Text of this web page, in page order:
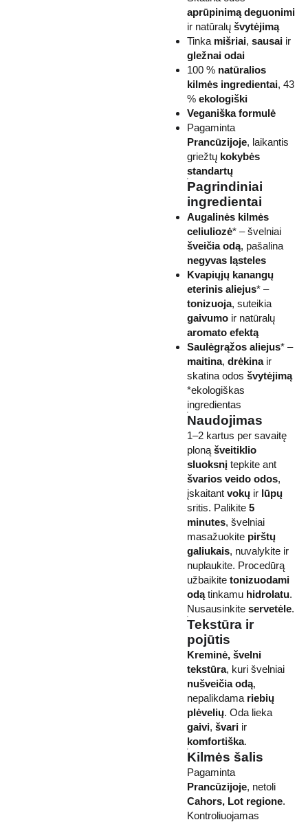
aprūpinimą deguonimi
ir natūralų švytėjimą
Tinka mišriai, sausai ir
gležnai odai
100 % natūralios
kilmės ingredientai, 43
% ekologiški
Veganiška formulė
Pagaminta
Prancūzijoje, laikantis
griežtų kokybės
standartų
Pagrindiniai
ingredientai
Augalinės kilmės
celiuliozė* – švelniai
šveičia odą, pašalina
negyvas ląsteles
Kvapiųjų kanangų
eterinis aliejus* –
tonizuoja, suteikia
gaivumo ir natūralų
aromato efektą
Saulėgrąžos aliejus* –
maitina, drėkinair
skatina odos švytėjimą
*ekologiškas
ingredientas
Naudojimas
1–2 kartus per savaitę
ploną šveitiklio
sluoksnį tepkite ant
švarios veido odos,
įskaitant vokų ir lūpų
sritis. Palikite 5
minutes, švelniai
masažuokite pirštų
galiukais, nuvalykite ir
nuplaukite. Procedūrą
užbaikite tonizuodami
odątinkamu hidrolatu.
Nusausinkite servetėle.
Tekstūra ir
pojūtis
Kreminė, švelni
tekstūra, kuri švelniai
nušveičia odą,
nepalikdama riebių
plėvelių. Oda lieka
gaivi, švari ir
komfortiška.
Kilmės šalis
Pagaminta
Prancūzijoje, netoli
Cahors, Lot regione.
Kontroliuojamas